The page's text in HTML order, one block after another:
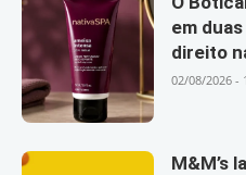
em
direito
02/08/2026 -
M&M’s